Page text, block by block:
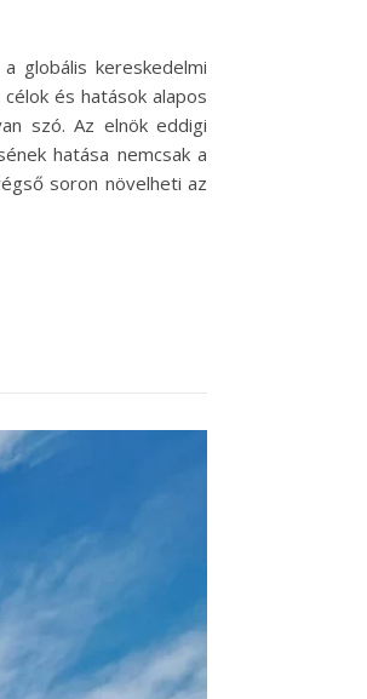
globális kereskedelmi
és hatások alapos
szó. Az elnök eddigi
hatása nemcsak a
soron növelheti az